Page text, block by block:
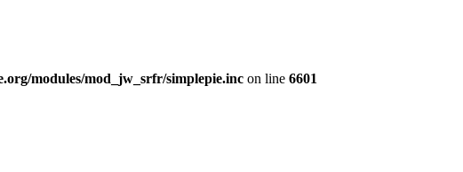
modules/mod_jw_srfr/simplepie.inc on line 6601